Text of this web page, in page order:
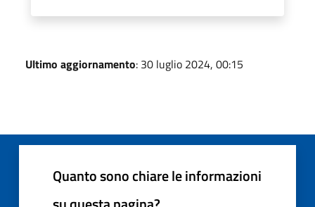
Ultimo aggiornamento: 30 luglio 2024, 00:15
Quanto sono chiare le informazioni